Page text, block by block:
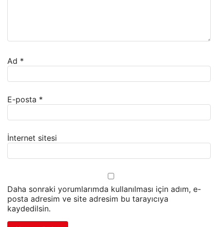
Ad *
E-posta *
İnternet sitesi
Daha sonraki yorumlarımda kullanılması için adım, e-
posta adresim ve site adresim bu tarayıcıya
kaydedilsin.